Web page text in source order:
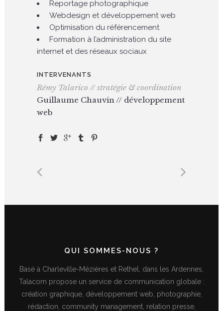
Reportage photographique
Webdesign et développement web
Optimisation du référencement
Formation à l’administration du site
internet et des réseaux sociaux
INTERVENANTS
Rémy Talarico // stratégie & coordination
Guillaume Chauvin // développement
web
QUI SOMMES-NOUS ?
Basé à Charleville-Mézières et Rethel, dans les Ardennes,
Talacom propose un service de communication globale :
création graphique, développement web, photographie,
rédaction, community management, relation presse,